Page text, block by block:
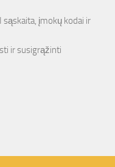
įmokų kodai ir
ir susigrąžinti